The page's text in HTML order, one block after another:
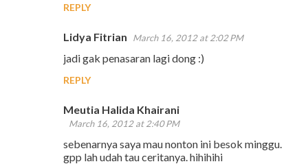
REPLY
Lidya Fitrian March 16, 2012 at 2:02 PM
jadi gak penasaran lagi dong :)
REPLY
Meutia Halida Khairani
March 16, 2012 at 2:40 PM
sebenarnya saya mau nonton ini besok minggu.
gpp lah udah tau ceritanya. hihihihi